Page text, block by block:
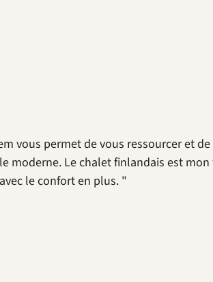
vous permet de vous ressourcer et de
moderne. Le chalet finlandais est mon
le confort en plus. "